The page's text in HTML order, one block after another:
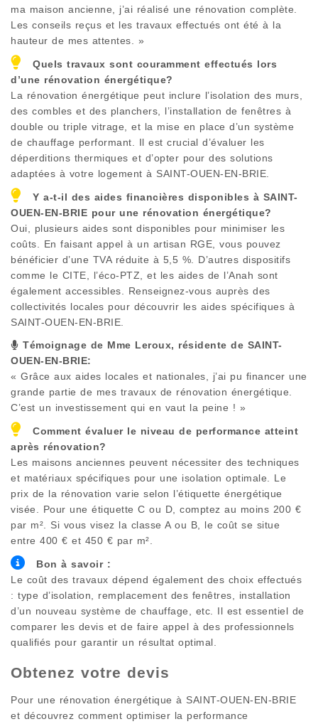
ma maison ancienne, j’ai réalisé une rénovation complète.
Les conseils reçus et les travaux effectués ont été à la
hauteur de mes attentes. »
Quels travaux sont couramment effectués lors
d’une rénovation énergétique?
La rénovation énergétique peut inclure l’isolation des murs,
des combles et des planchers, l’installation de fenêtres à
double ou triple vitrage, et la mise en place d’un système
de chauffage performant. Il est crucial d’évaluer les
déperditions thermiques et d’opter pour des solutions
adaptées à votre logement à SAINT-OUEN-EN-BRIE
Y a-t-il des aides financières disponibles à SAINT-
OUEN-EN-BRIE pour une rénovation énergétique?
Oui, plusieurs aides sont disponibles pour minimiser les
coûts. En faisant appel à un artisan RGE, vous pouvez
bénéficier d’une TVA réduite à 5,5 %. D’autres dispositifs
comme le CITE, l’éco-PTZ, et les aides de l’Anah sont
également accessibles. Renseignez-vous auprès des
collectivités locales pour découvrir les aides spécifiques à
SAINT-OUEN-EN-BRIE
Témoignage de Mme Leroux, résidente de SAINT-
OUEN-EN-BRIE:
« Grâce aux aides locales et nationales, j’ai pu financer une
grande partie de mes travaux de rénovation énergétique.
C’est un investissement qui en vaut la peine ! »
Comment évaluer le niveau de performance atteint
après rénovation?
Les maisons anciennes peuvent nécessiter des techniques
et matériaux spécifiques pour une isolation optimale. Le
prix de la rénovation varie selon l’étiquette énergétique
visée. Pour une étiquette C ou D, comptez au moins 200 €
par m². Si vous visez la classe A ou B, le coût se situe
entre 400 € et 450 € par m².
Bon à savoir :
Le coût des travaux dépend également des choix effectués
: type d’isolation, remplacement des fenêtres, installation
d’un nouveau système de chauffage, etc. Il est essentiel de
comparer les devis et de faire appel à des professionnels
qualifiés pour garantir un résultat optimal.
Obtenez votre devis
Pour une rénovation énergétique à SAINT-OUEN-EN-BRIE
et découvrez comment optimiser la performance